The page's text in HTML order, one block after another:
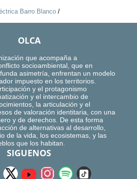
Barro Blanco /
OLCA
que acompaña a
socioambiental, que en
asimetría, enfrentan un modelo
impuesto en los territorios.
y el protagonismo
y el intercambio de
la articulación y el
de valoración identitaria, con una
y de derechos. De esta forma
de alternativas al desarrollo,
de la vida, los ecosistemas, y las
que los habitan.
SIGUENOS